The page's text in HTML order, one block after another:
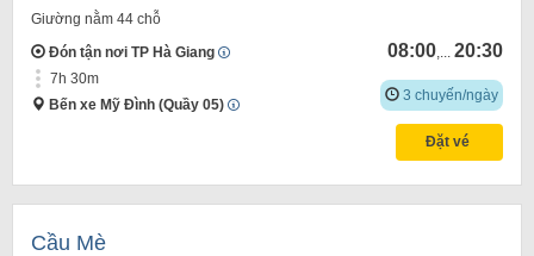
Giường nằm 44 chỗ
Đón tận nơi TP Hà Giang
7h 30m
Bến xe Mỹ Đình (Quầy 05)
08:00 20:30
3 chuyến/ngày
Đặt vé
Cầu Mè